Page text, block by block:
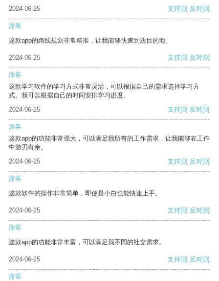
2024-06-25 支持[0] 反对[0]
游客
这款app的路线规划非常精准，让我能够快速到达目的地。
2024-06-25 支持[0] 反对[0]
游客
这款学习软件的学习方式非常灵活，可以根据自己的需求选择学习方
式。我可以根据自己的时间安排学习进度。
2024-06-25
支持[0] 反对[0]
游客
这款app的功能非常强大，可以满足我所有的工作需求，让我能够在工作
中游刃有余。
2024-06-25
支持[0] 反对[0]
游客
这款软件的操作非常简单，即使是小白也能快速上手。
2024-06-25 支持[0] 反对[0]
游客
这款app的功能非常丰富，可以满足我不同的社交需求。
2024-06-25 支持[0] 反对[0]
游客